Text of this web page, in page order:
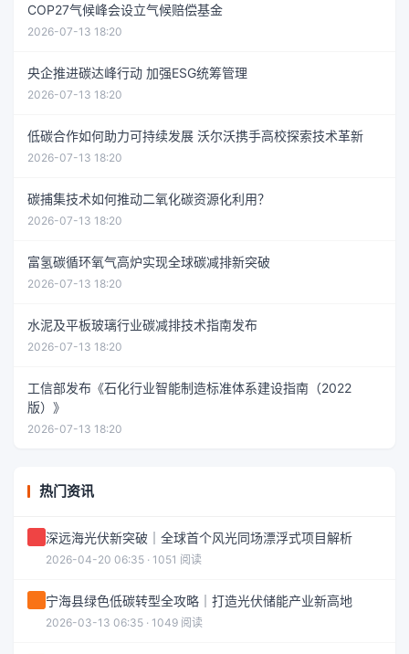
COP27气候峰会设立气候赔偿基金
2026-07-13 18:20
央企推进碳达峰行动 加强ESG统筹管理
2026-07-13 18:20
低碳合作如何助力可持续发展 沃尔沃携手高校探索技术革新
2026-07-13 18:20
碳捕集技术如何推动二氧化碳资源化利用？
2026-07-13 18:20
富氢碳循环氧气高炉实现全球碳减排新突破
2026-07-13 18:20
水泥及平板玻璃行业碳减排技术指南发布
2026-07-13 18:20
工信部发布《石化行业智能制造标准体系建设指南（2022
版）》
2026-07-13 18:20
热门资讯
深远海光伏新突破｜全球首个风光同场漂浮式项目解析
2026-04-20 06:35 · 1051 阅读
宁海县绿色低碳转型全攻略｜打造光伏储能产业新高地
2026-03-13 06:35 · 1049 阅读